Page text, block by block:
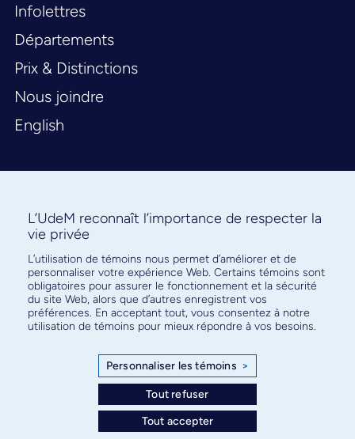
Infolettres
Départements
Prix & Distinctions
Nous joindre
English
Abonnez-vous à notre infolettre
pour connaître l’actualité facultaire
L’UdeM reconnaît l’importance de respecter la
vie privée
L’utilisation de témoins nous permet d’améliorer et de
personnaliser votre expérience Web. Certains témoins sont
obligatoires pour assurer le fonctionnement et la sécurité
du site Web, alors que d’autres enregistrent vos
préférences. En acceptant tout, vous consentez à notre
utilisation de témoins pour mieux répondre à vos besoins.
Personnaliser les témoins >
Tout refuser
Tout accepter